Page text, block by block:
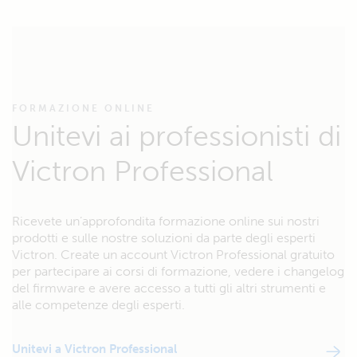
FORMAZIONE ONLINE
Unitevi ai professionisti di
Victron Professional
Ricevete un’approfondita formazione online sui nostri
prodotti e sulle nostre soluzioni da parte degli esperti
Victron. Create un account Victron Professional gratuito
per partecipare ai corsi di formazione, vedere i changelog
del firmware e avere accesso a tutti gli altri strumenti e
alle competenze degli esperti.
Unitevi a Victron Professional